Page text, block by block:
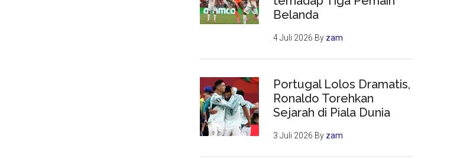
Belanda
4 Juli 2026 By zam
Portugal Lolos Dramatis,
Ronaldo Torehkan
Sejarah di Piala Dunia
3 Juli 2026 By zam